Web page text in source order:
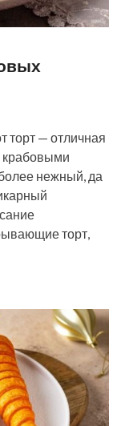
торт — отличная
крабовыми
нежный, да
торт,